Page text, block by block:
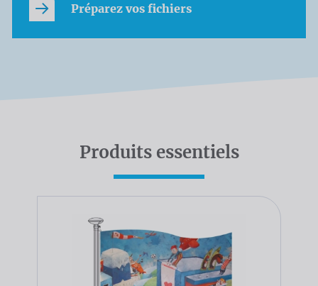
Préparez vos fichiers
Produits essentiels